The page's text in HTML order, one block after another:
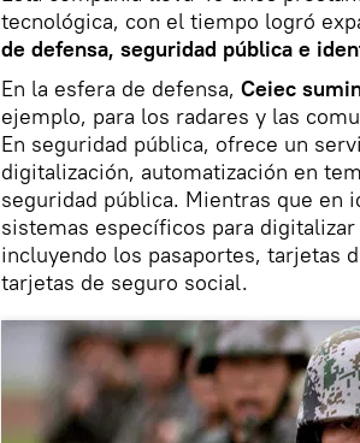
tecnológica, con el tiempo logró
de defensa, seguridad pública e
En la esfera de defensa, Ceiec
ejemplo, para los radares y las
En seguridad pública, ofrece un
digitalización, automatización en
seguridad pública. Mientras que en
sistemas específicos para
incluyendo los pasaportes, tarjetas
tarjetas de seguro social.